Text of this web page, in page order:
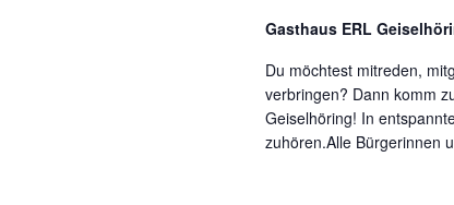
Gasthaus ERL
Du möchtest mitreden,
verbringen? Dann komm
Geiselhöring! In
zuhören.Alle Bürgerinnen